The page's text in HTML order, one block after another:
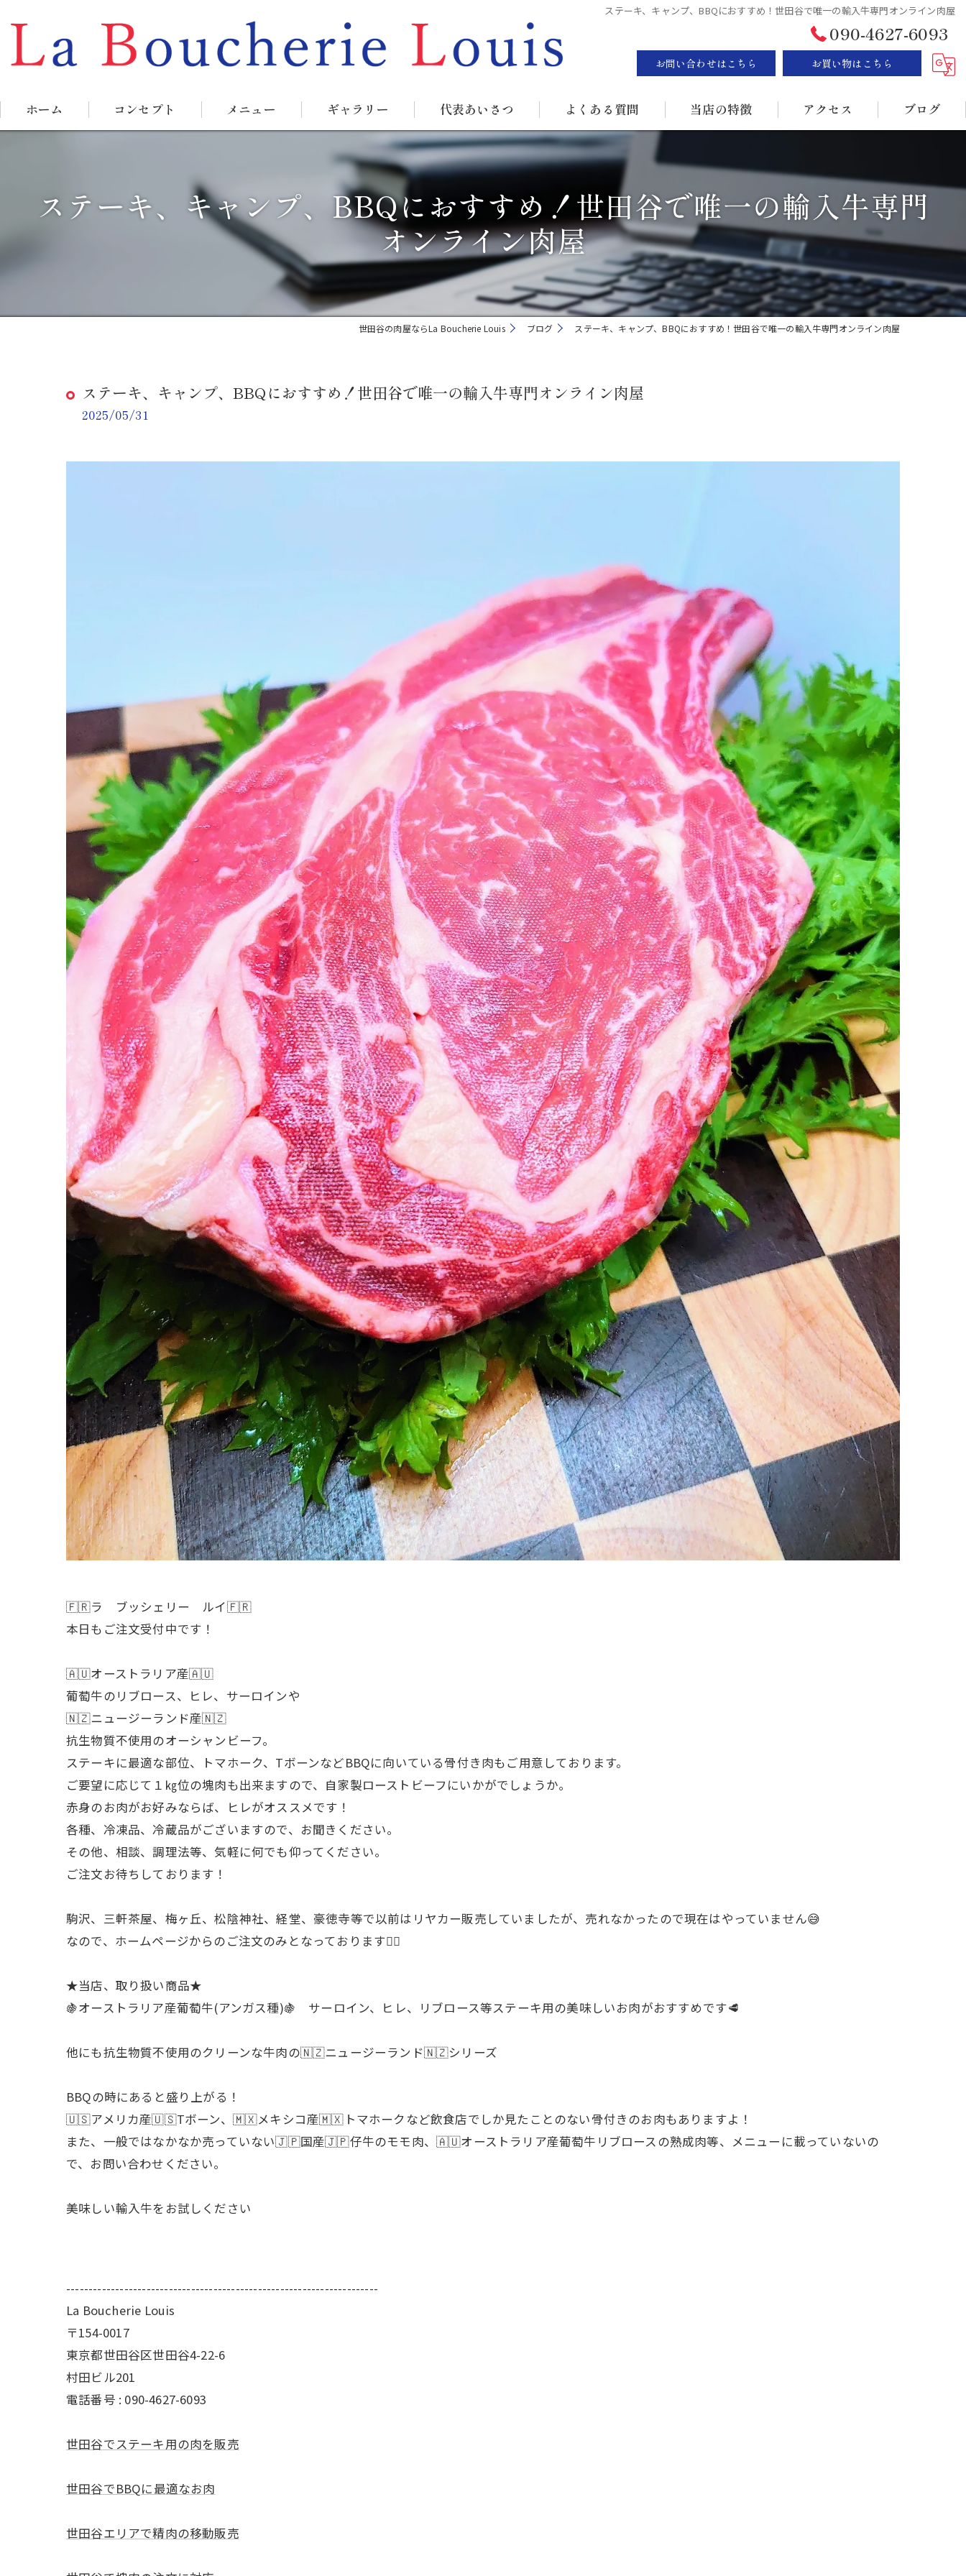
ステーキ、キャンプ、BBQにおすすめ！世田谷で唯一の輸入牛専門オンライン肉屋
090-4627-6093
お問い合わせはこちら お買い物はこちら
ホーム コンセプト メニュー ギャラリー 代表あいさつ よくある質問 当店の特徴
ステーキ
BBQ
販売
持ち帰り
アクセス ブログ
ステーキ、キャンプ、BBQにおすすめ！世田谷で唯一の輸入牛専門
オンライン肉屋
世田谷の肉屋ならLa Boucherie Louis ブログ ステーキ、キャンプ、BBQにおすすめ！世田谷で唯一の輸入牛専門オンライン肉屋
ステーキ、キャンプ、BBQにおすすめ！世田谷で唯一の輸入牛専門オンライン肉屋
2025/05/31
🇫🇷ラ ブッシェリー ルイ🇫🇷
本日もご注文受付中です！
🇦🇺オーストラリア産🇦🇺
葡萄牛のリブロース、ヒレ、サーロインや
🇳🇿ニュージーランド産🇳🇿
抗生物質不使用のオーシャンビーフ。
ステーキに最適な部位、トマホーク、TボーンなどBBQに向いている骨付き肉もご用意しております。
ご要望に応じて１㎏位の塊肉も出来ますので、自家製ローストビーフにいかがでしょうか。
赤身のお肉がお好みならば、ヒレがオススメです！
各種、冷凍品、冷蔵品がございますので、お聞きください。
その他、相談、調理法等、気軽に何でも仰ってください。
ご注文お待ちしております！
駒沢、三軒茶屋、梅ヶ丘、松陰神社、経堂、豪徳寺等で以前はリヤカー販売していましたが、売れなかったので現在はやっていません😅
なので、ホームページからのご注文のみとなっております🙇‍♂
★当店、取り扱い商品★
🍇オーストラリア産葡萄牛(アンガス種)🍇 サーロイン、ヒレ、リブロース等ステーキ用の美味しいお肉がおすすめです🥩
他にも抗生物質不使用のクリーンな牛肉の🇳🇿ニュージーランド🇳🇿シリーズ
BBQの時にあると盛り上がる！
🇺🇸アメリカ産🇺🇸Tボーン、🇲🇽メキシコ産🇲🇽トマホークなど飲食店でしか見たことのない骨付きのお肉もありますよ！
また、一般ではなかなか売っていない🇯🇵国産🇯🇵仔牛のモモ肉、🇦🇺オーストラリア産葡萄牛リブロースの熟成肉等、メニューに載っていないの
で、お問い合わせください。
美味しい輸入牛をお試しください
----------------------------------------------------------------------
La Boucherie Louis
〒154-0017
東京都世田谷区世田谷4-22-6
村田ビル201
電話番号 : 090-4627-6093
世田谷でステーキ用の肉を販売
世田谷でBBQに最適なお肉
世田谷エリアで精肉の移動販売